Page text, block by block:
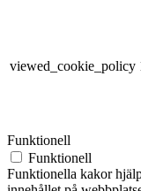
viewed_cookie_policy
Funktionell
Funktionell
Funktionella kakor